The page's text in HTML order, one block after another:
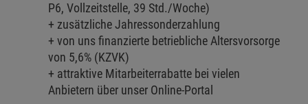
P6, Vollzeitstelle, 39 Std./Woche)
+ zusätzliche Jahressonderzahlung
+ von uns finanzierte betriebliche Altersvorsorge
von 5,6% (KZVK)
+ attraktive Mitarbeiterrabatte bei vielen
Anbietern über unser Online-Portal